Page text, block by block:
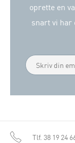
oprette en
snart vi har
Tlf. 38 19 24